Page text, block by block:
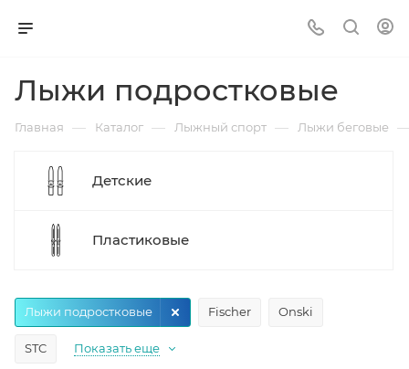
Лыжи подростковые
Главная — Каталог — Лыжный спорт — Лыжи беговые
Детские
Пластиковые
Fischer Onski
STC
Лыжи подростковые
Показать еще